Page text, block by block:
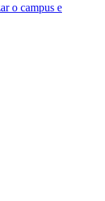
o campus e